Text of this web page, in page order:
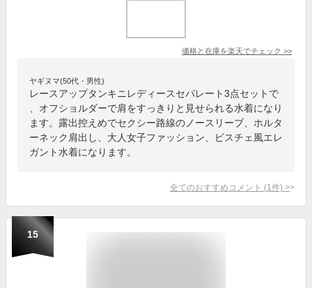
価格と在庫を楽天でチェック >>
ヤギヌマ(50代・男性)
レースアップタンキニレディースセパレート3点セットで
、オフショルダーで肩をすっきりと見せられる水着になり
ます。露出控えめでセクシー路線のノースリーブ、ホルタ
ーネック肩出し、大人女子ファッション、ビスチェ風エレ
ガント水着になります。
全てのおすすめコメント (1 件) >
15